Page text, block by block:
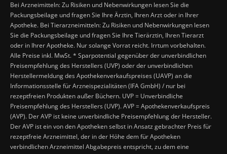
Bei Arzneimitteln: Zu Risiken und Nebenwirkungen lesen Sie die
Packungsbeilage und fragen Sie Ihre Ärztin, Ihren Arzt oder in Ihrer
Apotheke. Bei Tierarzneimitteln: Zu Risiken und Nebenwirkungen lesen
Sie die Packungsbeilage und fragen Sie Ihre Tierärztin, Ihren Tierarzt
oder in Ihrer Apotheke. Nur solange Vorrat reicht. Irrtum vorbehalten.
Alle Preise inkl. MwSt. * Sparpotential gegenüber der unverbindlichen
Preisempfehlung des Herstellers (UVP) oder der unverbindlichen
Herstellermeldung des Apothekenverkaufspreises (UAVP) an die
Informationsstelle für Arzneispezialitäten (IFA GmbH) / nur bei
rezeptfreien Produkten außer Büchern. UVP = Unverbindliche
Preisempfehlung des Herstellers (UVP). AVP = Apothekenverkaufspreis
(AVP). Der AVP ist keine unverbindliche Preisempfehlung der Hersteller.
Der AVP ist ein von den Apotheken selbst in Ansatz gebrachter Preis für
rezeptfreie Arzneimittel, der in der Höhe dem für Apotheken
verbindlichen Arzneimittel Abgabepreis entspricht, zu dem eine